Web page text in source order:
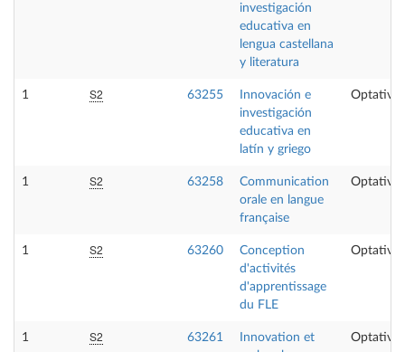
investigación
educativa en
lengua castellana
y literatura
1 S2 63255
Innovación e
investigación
educativa en
latín y griego
Optativa
1 S2 63258
Communication
orale en langue
française
Optativa
1 S2 63260
Conception
d'activités
d'apprentissage
du FLE
Optativa
1 S2 63261
Innovation et
Optativa